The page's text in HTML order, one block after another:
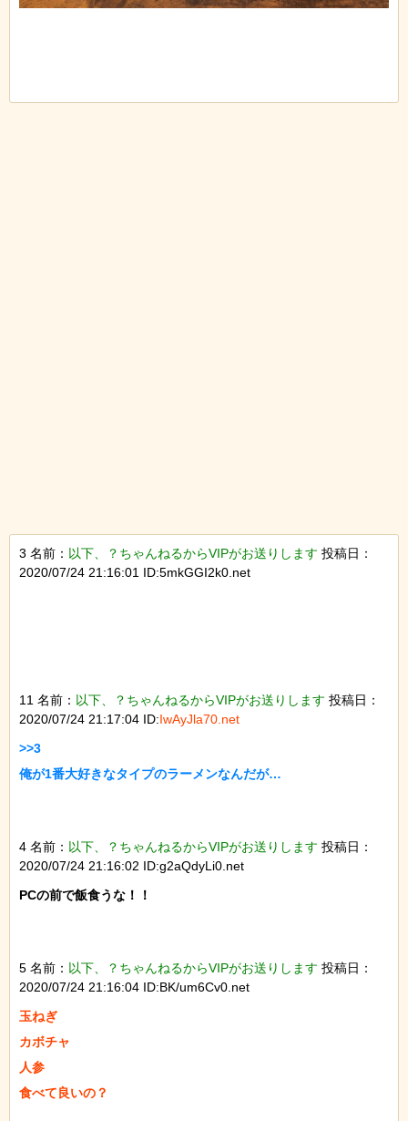
3 名前： 以下、？ちゃんねるからVIPがお送りします 投稿日：
2020/07/24 21:16:01 ID:5mkGGI2k0.net
11 名前： 以下、？ちゃんねるからVIPがお送りします 投稿日：
2020/07/24 21:17:04 ID:IwAyJla70.net
>>3
俺が1番大好きなタイプのラーメンなんだが…
4 名前： 以下、？ちゃんねるからVIPがお送りします 投稿日：
2020/07/24 21:16:02 ID:g2aQdyLi0.net
PCの前で飯食うな！！
5 名前： 以下、？ちゃんねるからVIPがお送りします 投稿日：
2020/07/24 21:16:04 ID:BK/um6Cv0.net
玉ねぎ
カボチャ
人参
食べて良いの？